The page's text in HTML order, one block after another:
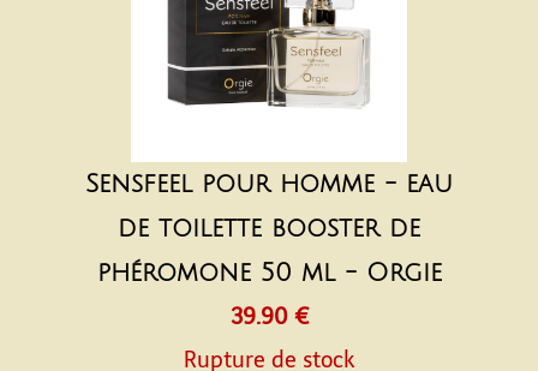
Sensfeel pour homme - eau
de toilette booster de
phéromone 50 ml - Orgie
39.90 €
Rupture de stock